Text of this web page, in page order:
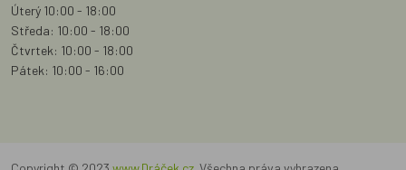
Úterý 10:00 - 18:00
Středa: 10:00 - 18:00
Čtvrtek: 10:00 - 18:00
Pátek: 10:00 - 16:00